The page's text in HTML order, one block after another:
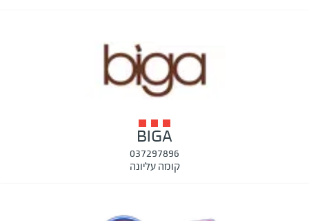
BIGA
037297896
קומה עליונה